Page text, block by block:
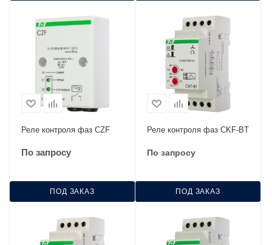
Реле контроля фаз CZF
По запросу
ПОД ЗАКАЗ
Реле контроля фаз CKF-BТ
По запросу
ПОД ЗАКАЗ